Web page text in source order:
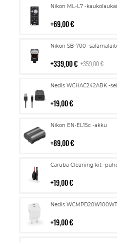
Nikon ML-L7 -
69,00 €
Lisää
Nikon SB-700 -
339,00 € 359,00 €
Lisää
Nedis WCHAC242ABK -
19,00 €
Lisää
Nikon EN-EL15c -akku
89,00 €
Lisää
Caruba Cleaning kit -
19,00 €
Lisää
Nedis
19,00 €
Lisää